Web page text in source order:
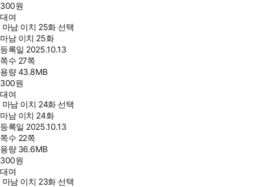
300원
대여
마남 이치 25화 선택
마남 이치 25화
등록일 2025.10.13
쪽수 27쪽
용량43.8MB
300원
대여
마남 이치 24화 선택
마남 이치 24화
등록일 2025.10.13
쪽수 22쪽
용량 36.6MB
300원
대여
마남 이치 23화 선택